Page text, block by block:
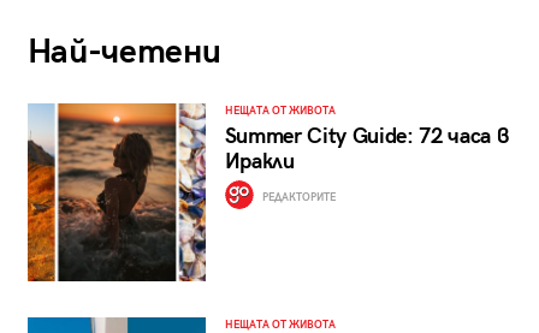
Най-четени
НЕЩАТА ОТ ЖИВОТА
Summer City Guide: 72 часа в
Иракли
РЕДАКТОРИТЕ
НЕЩАТА ОТ ЖИВОТА